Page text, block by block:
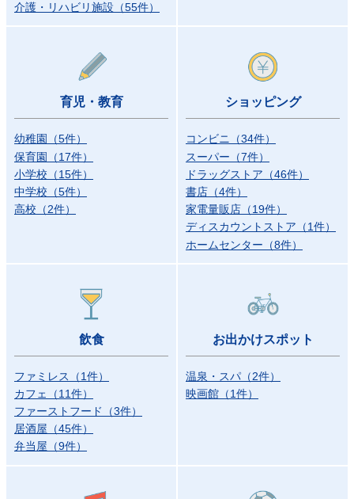
介護・リハビリ施設 （55件）
育児・教育
幼稚園 （5件）
保育園 （17件）
小学校 （15件）
中学校 （5件）
高校 （2件）
ショッピング
コンビニ （34件）
スーパー （7件）
ドラッグストア （46件）
書店 （4件）
家電量販店 （19件）
ディスカウントストア （1件）
ホームセンター （8件）
飲食
ファミレス （1件）
カフェ
（11件）
ファーストフード
（3件）
居酒屋 （45件）
弁当屋 （9件）
お出かけスポット
温泉・スパ （2件）
映画館 （1件）